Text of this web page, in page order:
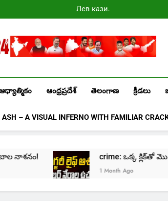
Лев казино
промокоды
ఆంధ్రప్రదేశ్ తెలంగాణ క్రీడలు
ASH – A VISUAL INFERNO WITH FAMILIAR
crime: ఒక్క క్లిక్‌తో మొదలై… జీవితాన్ని
1 Month Ago